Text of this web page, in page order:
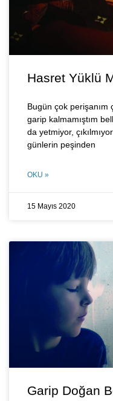
Hasret Yüklü
Bugün çok
garip kalmamıştım
da yetmiyor,
günlerin peşinden
OKU »
15 Mayıs 2020
Garip Doğan